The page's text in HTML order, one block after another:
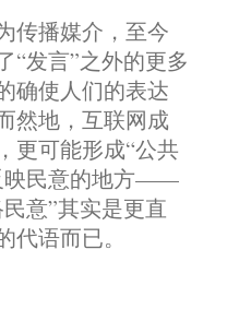
传播媒介，至今
“发言”之外的更多
确使人们的表达
然地，互联网成
更可能形成“公共
映民意的地方——
意”其实是更直
语而已。